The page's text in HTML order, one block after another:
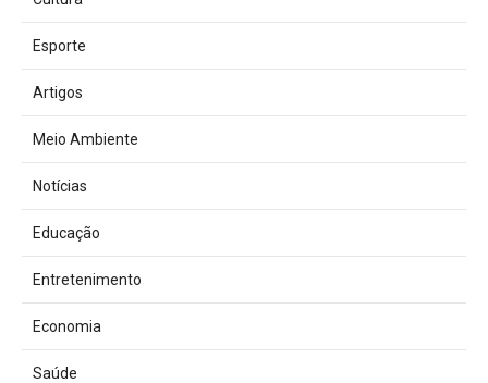
Esporte
Artigos
Meio Ambiente
Notícias
Educação
Entretenimento
Economia
Saúde